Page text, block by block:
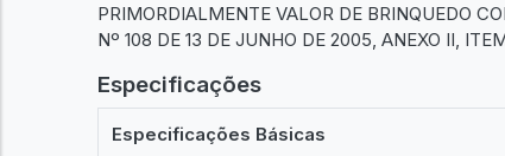
PRIMORDIALMENTE VALOR DE BRINQUEDO
Nº 108 DE 13 DE JUNHO DE 2005, ANEXO II,
Especificações
Especificações Básicas